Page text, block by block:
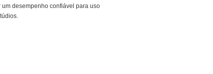
desempenho confiável para uso